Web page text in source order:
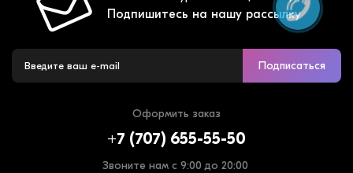
Подпишитесь на нашу рассылку
Подписаться
Оформить заказ
+7 (707) 655-55-50
Звоните нам с 9:00 до 20:00